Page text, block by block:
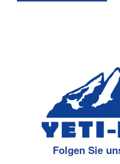
Folgen Sie